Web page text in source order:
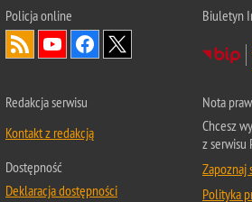
Policja online
Biuletyn
Redakcja serwisu
Kontakt z redakcją
Dostępność
Deklaracja dostępności
Nota
Chcesz
z serwisu
Zapoznaj
Polityka